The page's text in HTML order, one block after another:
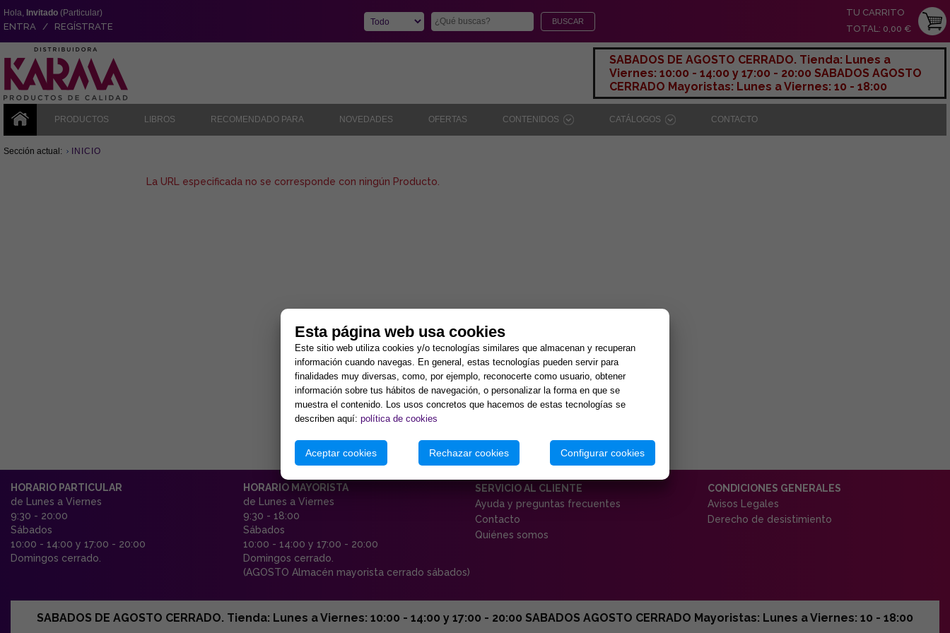
Hola, Invitado (Particular)
ENTRA / REGÍSTRATE
TU CARRITO
TOTAL: 0,00 €
SABADOS DE AGOSTO CERRADO. Tienda: Lunes a
Viernes: 10:00 - 14:00 y 17:00 - 20:00 SABADOS AGOSTO
CERRADO Mayoristas: Lunes a Viernes: 10 - 18:00
PRODUCTOS LIBROS RECOMENDADO PARA NOVEDADES OFERTAS CONTENIDOS CATÁLOGOS CONTACTO
Sección actual: INICIO
La URL especificada no se corresponde con ningún Producto.
HORARIO PARTICULAR
de Lunes a Viernes
9:30 - 20:00
Sábados
10:00 - 14:00 y 17:00 - 20:00
Domingos cerrado.
HORARIO MAYORISTA
de Lunes a Viernes
9:30 - 18:00
Sábados
10:00 - 14:00 y 17:00 - 20:00
Domingos cerrado.
(AGOSTO Almacén mayorista cerrado sábados)
SERVICIO AL CLIENTE
Ayuda y preguntas frecuentes
Contacto
Quiénes somos
CONDICIONES GENERALES
Avisos Legales
Derecho de desistimiento
SABADOS DE AGOSTO CERRADO. Tienda: Lunes a Viernes: 10:00 - 14:00 y 17:00 - 20:00 SABADOS AGOSTO CERRADO Mayoristas: Lunes a Viernes: 10 - 18:00
Esta página web usa cookies
Este sitio web utiliza cookies y/o tecnologías similares que almacenan y recuperan
información cuando navegas. En general, estas tecnologías pueden servir para
finalidades muy diversas, como, por ejemplo, reconocerte como usuario, obtener
información sobre tus hábitos de navegación, o personalizar la forma en que se
muestra el contenido. Los usos concretos que hacemos de estas tecnologías se
describen aquí: política de cookies
Aceptar cookies Rechazar cookies Configurar cookies